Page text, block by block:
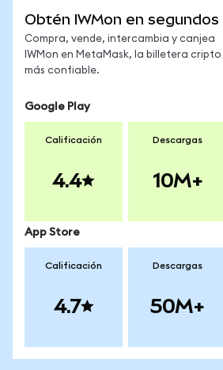
Obtén IWMon en segundos
Compra, vende, intercambia y canjea
IWMon en MetaMask, la billetera cripto
más confiable.
Google Play
Calificación
4.4
Descargas
10M+
App Store
Calificación
4.7
Descargas
50M+